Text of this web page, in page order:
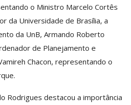
o Ministro Marcelo Cortês
da Universidade de Brasília, a
da UnB, Armando Roberto
de Planejamento e
Chacon, representando o
Rodrigues destacou a importância